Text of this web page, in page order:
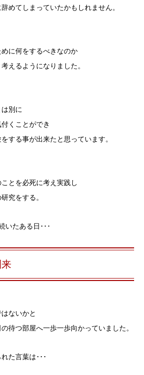
めてしまっていたかもしれません。
に何をするべきなのか
えるようになりました。
別に
くことができ
する事が出来たと思っています。
とを必死に考え実践し
究をする。
いたある日･･･
ないかと
待つ部屋へ一歩一歩向かっていました。
た言葉は･･･